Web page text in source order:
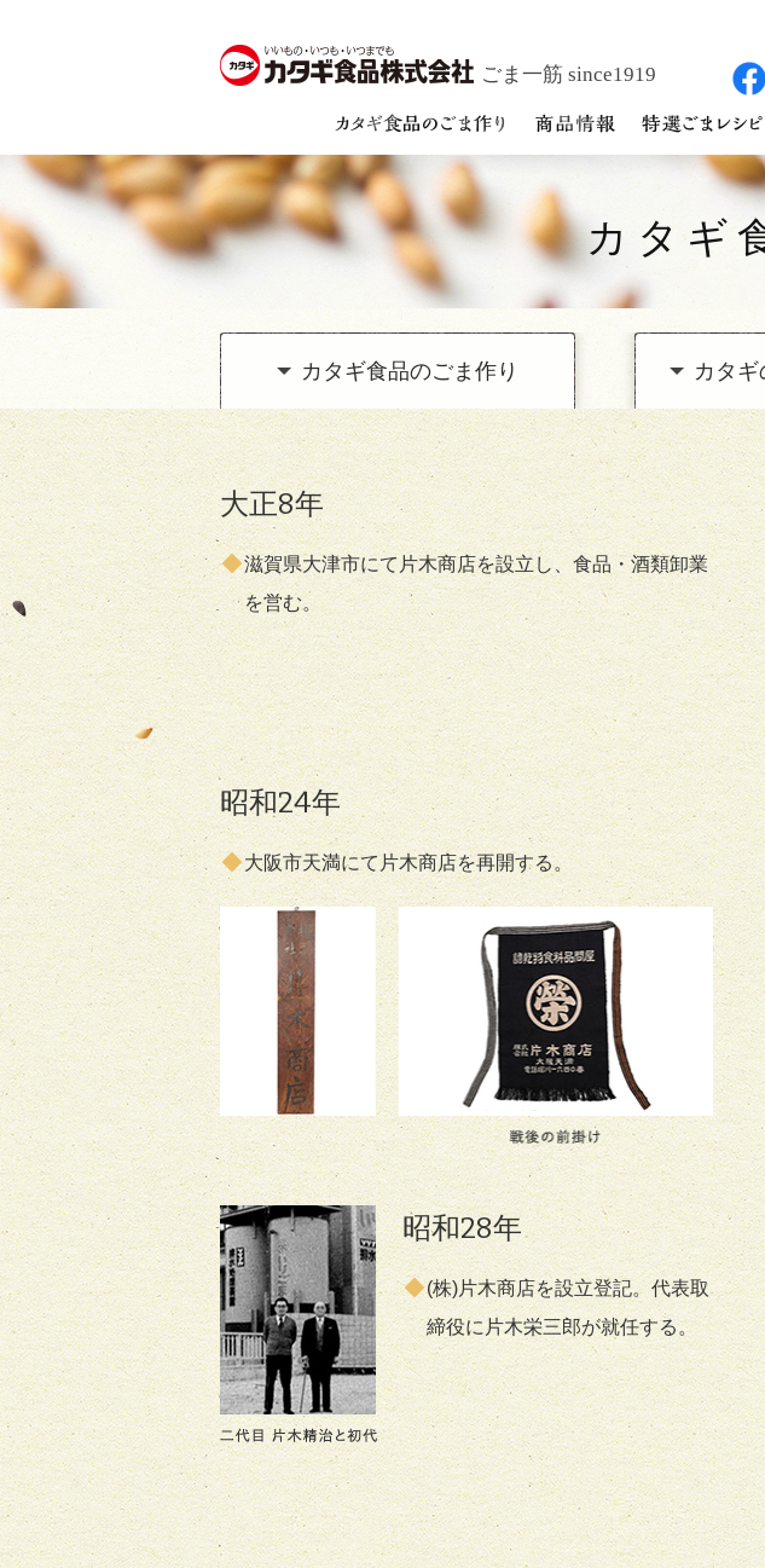
ごま一筋 since1919
カタギ
カタギ食品のごま作り カタ
大正8年
滋賀県大津市にて片木商店を設立し、食品・酒類卸業
を営む。
昭和24年
大阪市天満にて片木商店を再開する。
昭和28年
(株)片木商店を設立登記。代表取
締役に片木栄三郎が就任する。